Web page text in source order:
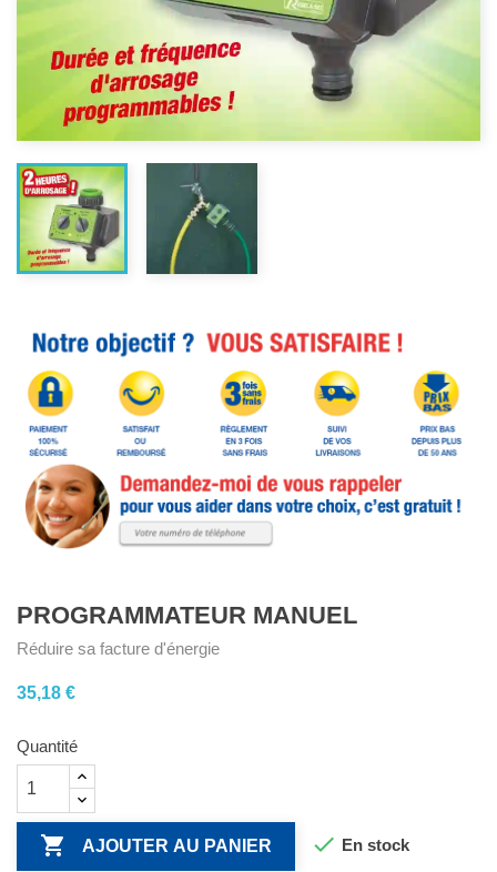
PROGRAMMATEUR MANUEL
Réduire sa facture d'énergie
35,18 €
Quantité
 AJOUTER AU PANIER  En stock